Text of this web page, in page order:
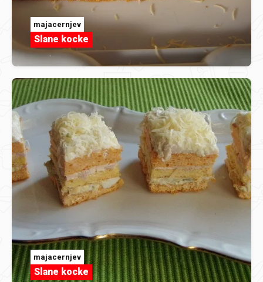
majacernjev
Slane kocke
majacernjev
Slane kocke